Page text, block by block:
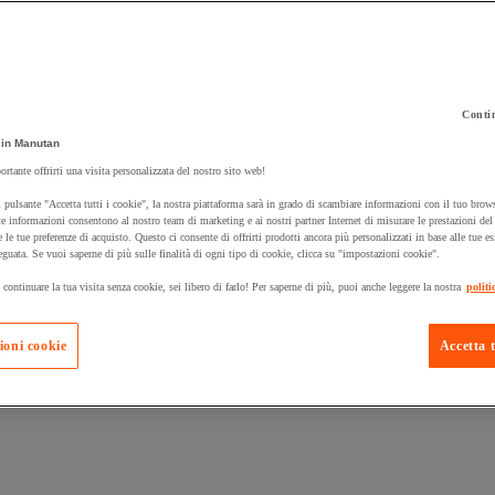
un prodotto:
Manutan Expert
Prodotti in
Manutan
offrirti una visita personalizzata del nostro sito web!
pulsante "Accetta tutti i cookie", la nostra piattaforma sarà in grado di scambiare informazioni con il tuo
informazioni consentono al nostro team di marketing e ai nostri partner Internet di misurare le prestazioni
le tue preferenze di acquisto. Questo ci consente di offrirti prodotti ancora più personalizzati in base alle tue
Se vuoi saperne di più sulle finalità di ogni tipo di cookie, clicca su "impostazioni cookie".
la tua visita senza cookie, sei libero di farlo! Per saperne di più, puoi anche leggere la nostra
Accetta
cookie